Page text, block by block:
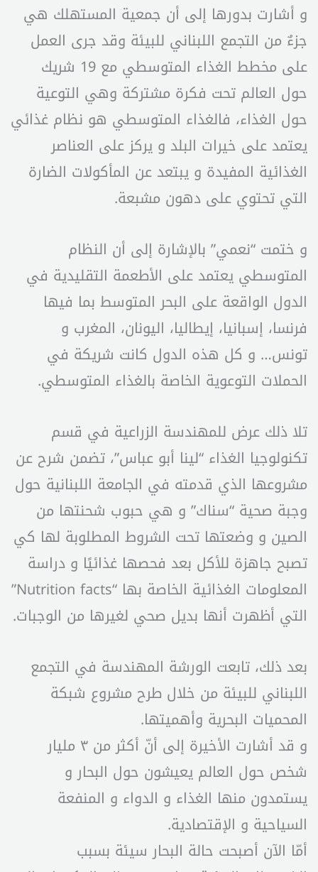
و أشارت بدورها إلى أن جمعية المستهلك هي
جزءٌ من التجمع اللبناني للبيئة وقد جرى العمل
على مخطط الغذاء المتوسطي مع 19 شريك
حول العالم تحت فكرة مشتركة وهي التوعية
حول الغذاء، فالغذاء المتوسطي هو نظام غذائي
يعتمد على خيرات البلد و يركز على العناصر
الغذائية المفيدة و يبتعد عن المأكولات الضارة
التي تحتوي على دهون مشبعة.
و ختمت “نعمي” بالإشارة إلى أن النظام
المتوسطي يعتمد على الأطعمة التقليدية في
الدول الواقعة على البحر المتوسط بما فيها
فرنسا، إسبانيا، إيطاليا، اليونان، المغرب و
تونس… و كل هذه الدول كانت شريكة في
الحملات التوعوية الخاصة بالغذاء المتوسطي.
تلا ذلك عرض للمهندسة الزراعية في قسم
تكنولوجيا الغذاء “لينا أبو عباس”، تضمن شرح عن
مشروعها الذي قدمته في الجامعة اللبنانية حول
وجبة صحية “سناك” و هي حبوب شحنتها من
الصين و وضعتها تحت الشروط المطلوبة لها كي
تصبح جاهزة للأكل بعد فحصها غذائيًا و دراسة
المعلومات الغذائية الخاصة بها “Nutrition facts”
التي أظهرت أنها بديل صحي لغيرها من الوجبات.
بعد ذلك، تابعت الورشة المهندسة في التجمع
اللبناني للبيئة من خلال طرح مشروع شبكة
المحميات البحرية وأهميتها.
و قد أشارت الأخيرة إلى أنّ أكثر من ٣ مليار
شخص حول العالم يعيشون حول البحار و
يستمدون منها الغذاء و الدواء و المنفعة
السياحية و الإقتصادية.
أمّا الآن أصبحت حالة البحار سيئة بسبب